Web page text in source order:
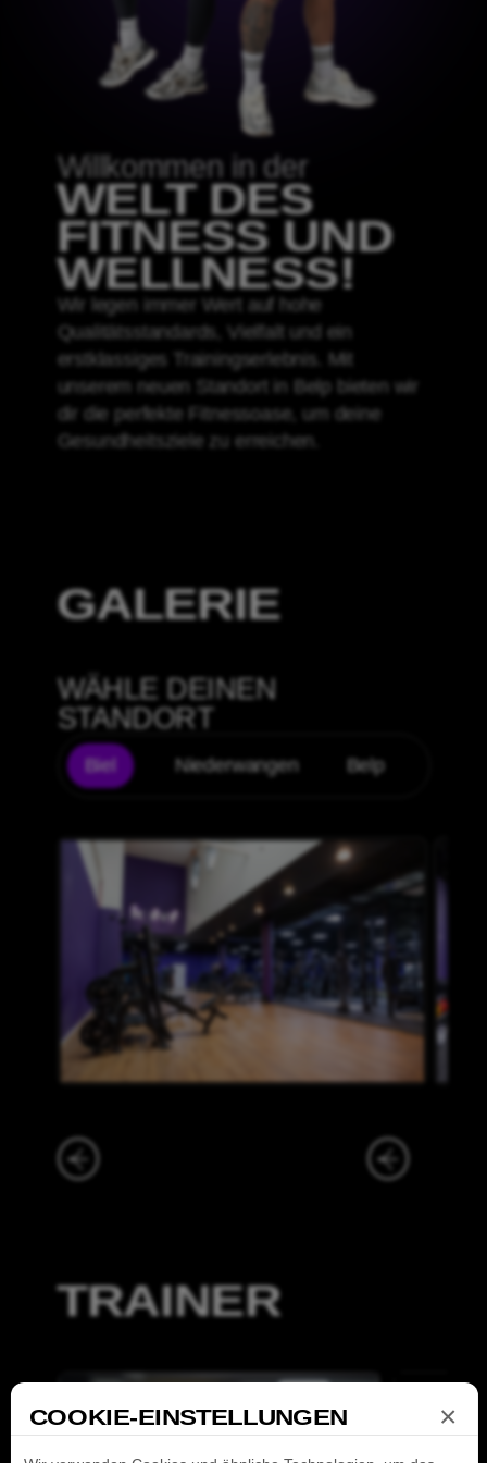
Willkommen in der
WELT DES
FITNESS UND
WELLNESS!
Wir legen immer Wert auf hohe
Qualitätsstandards, Vielfalt und ein
erstklassiges Trainingserlebnis. Mit
unserem neuen Standort in Belp bieten wir
dir die perfekte Fitnessoase, um deine
Gesundheitsziele zu erreichen.
GALERIE
WÄHLE DEINEN
STANDORT
Biel Niederwangen Belp
TRAINER
COOKIE-EINSTELLUNGEN ×